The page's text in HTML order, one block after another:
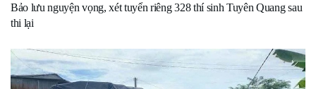
Bảo lưu nguyện vọng, xét tuyển riêng 328 thí sinh Tuyên Quang sau
thi lại